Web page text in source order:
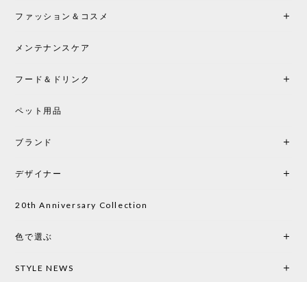
ファッション＆コスメ
メンテナンスケア
フード＆ドリンク
ペット用品
ブランド
デザイナー
20th Anniversary Collection
色で選ぶ
STYLE NEWS